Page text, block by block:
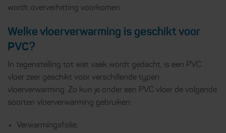
wordt oververhitting voorkomen.
Welke vloerverwarming is geschikt voor
PVC?
In tegenstelling tot wat vaak wordt gedacht, is een PVC
vloer zeer geschikt voor verschillende typen
vloerverwarming. Zo kun je onder een PVC vloer de volgende
soorten vloerverwarming gebruiken:
Verwarmingsfolie;